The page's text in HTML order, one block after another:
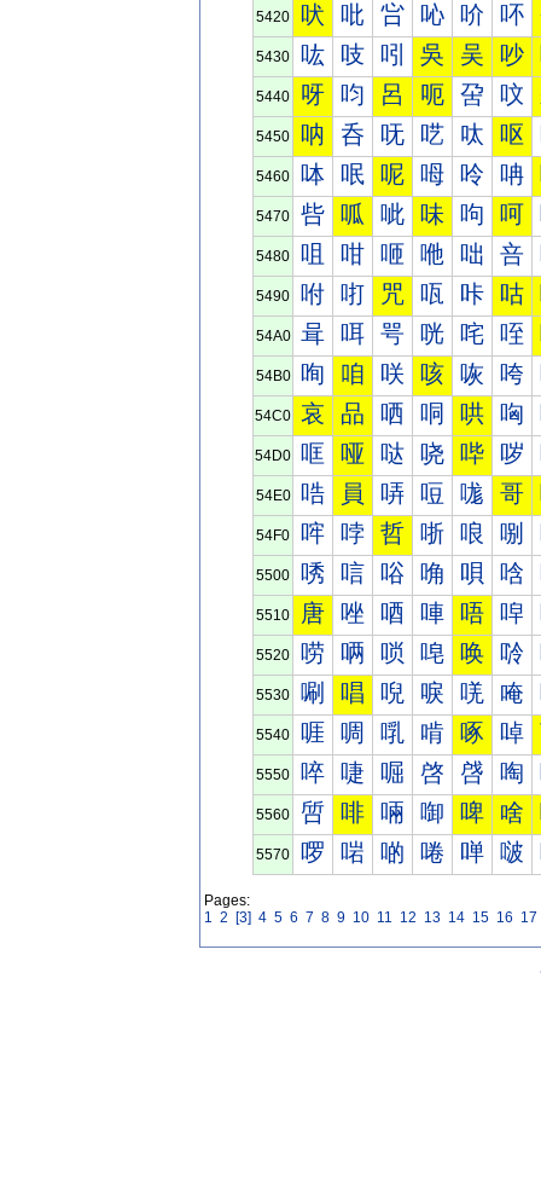
5420 吠 吡 吢 吣 吤 吥
5430 吰 吱 吲 吳 吴 吵
5440 呀 呁 呂 呃 呄 呅
5450 呐 呑 呒 呓 呔 呕
5460 呠 呡 呢 呣 呤 呥
5470 呰 呱 呲 味 呴 呵
5480 咀 咁 咂 咃 咄 咅
5490 咐 咑 咒 咓 咔 咕
54A0 咠 咡 咢 咣 咤 咥
54B0 咰 咱 咲 咳 咴 咵
54C0 哀 品 哂 哃 哄 哅
54D0 哐 哑 哒 哓 哔 哕
54E0 哠 員 哢 哣 哤 哥
54F0 哰 哱 哲 哳 哴 哵
5500 唀 唁 唂 唃 唄 唅
5510 唐 唑 唒 唓 唔 唕
5520 唠 唡 唢 唣 唤 唥
5530 唰 唱 唲 唳 唴 唵
5540 啀 啁 啂 啃 啄 啅
5550 啐 啑 啒 啓 啔 啕
5560 啠 啡 啢 啣 啤 啥
5570 啰 啱 啲 啳 啴 啵
Pages:
1 2 [3] 4 5 6 7 8 9 10 11 12 13 14 15 16 17